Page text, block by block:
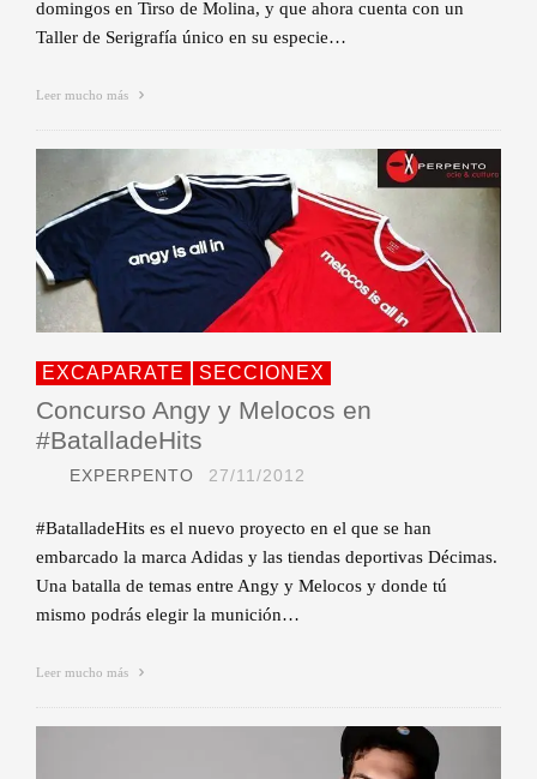
domingos en Tirso de Molina, y que ahora cuenta con un
Taller de Serigrafía único en su especie…
Leer mucho más
EXCAPARATE SECCIONEX
Concurso Angy y Melocos en
#BatalladeHits
EXPERPENTO 27/11/2012
#BatalladeHits es el nuevo proyecto en el que se han
embarcado la marca Adidas y las tiendas deportivas Décimas.
Una batalla de temas entre Angy y Melocos y donde tú
mismo podrás elegir la munición…
Leer mucho más